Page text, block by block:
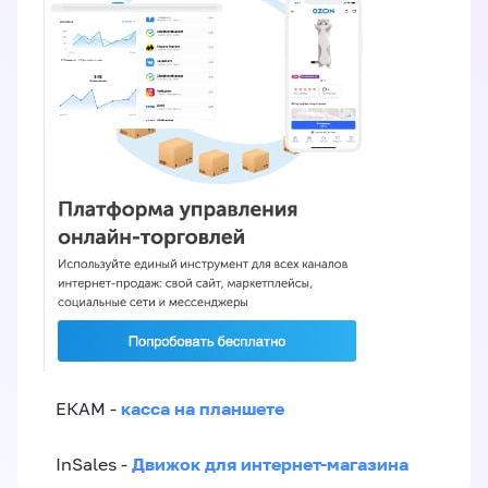
ЕКАМ - касса на планшете
InSales - Движок для интернет-магазина